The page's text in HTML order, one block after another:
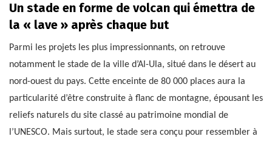
Un stade en forme de volcan qui émettra de
la « lave » après chaque but
Parmi les projets les plus impressionnants, on retrouve
notamment le stade de la ville d’Al-Ula, situé dans le désert au
nord-ouest du pays. Cette enceinte de 80 000 places aura la
particularité d’être construite à flanc de montagne, épousant les
reliefs naturels du site classé au patrimoine mondial de
l’UNESCO. Mais surtout, le stade sera conçu pour ressembler à